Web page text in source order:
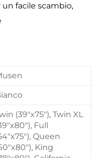
facile scambio,
(39"x75"), Twin XL
Full
Queen
King